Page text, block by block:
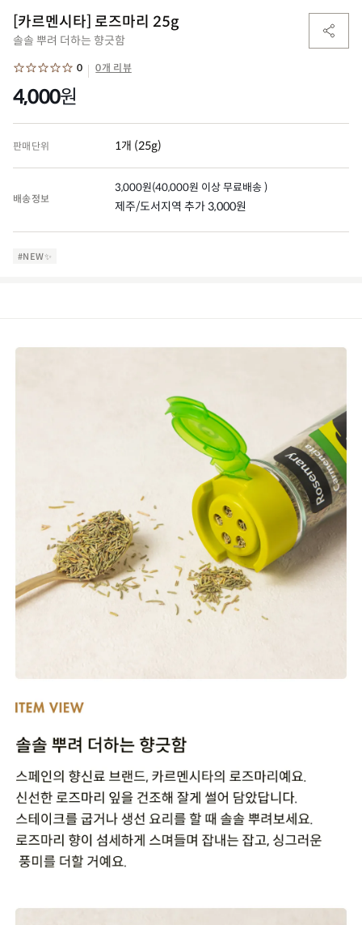
[카르멘시타] 로즈마리 25g
솔솔 뿌려 더하는 향긋함
0 0개 리뷰
4,000원
판매단위 1개 (25g)
배송정보
3,000원(40,000원 이상 무료배송 )
제주/도서지역 추가 3,000원
#NEW✨